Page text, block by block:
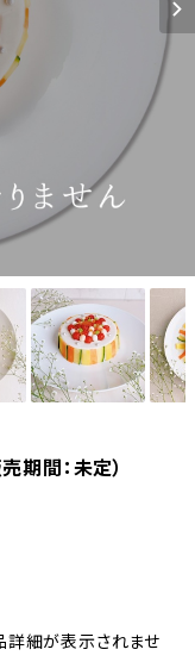
期間：未定）
詳細が表示されませ